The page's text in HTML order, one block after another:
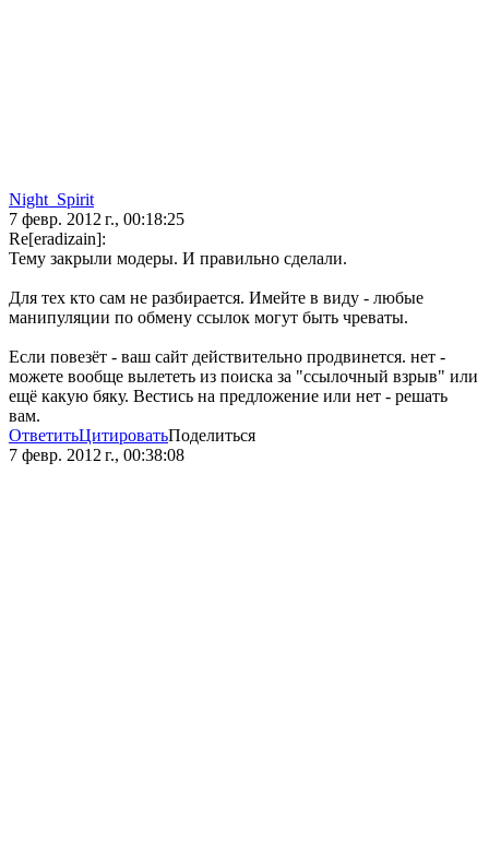
Night_Spirit
7 февр. 2012 г., 00:18:25
Re[eradizain]:
Тему закрыли модеры. И правильно сделали.
Для тех кто сам не разбирается. Имейте в виду - любые
манипуляции по обмену ссылок могут быть чреваты.
Если повезёт - ваш сайт действительно продвинется. нет -
можете вообще вылететь из поиска за "ссылочный взрыв" или
ещё какую бяку. Вестись на предложение или нет - решать
вам.
ОтветитьЦитироватьПоделиться
7 февр. 2012 г., 00:38:08